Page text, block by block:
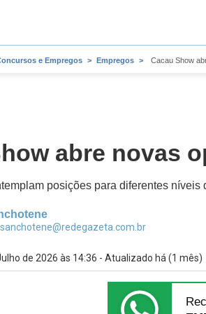
e Empregos Empregos Cacau Show
abre novas
posições para diferentes
de 2026 às 14:36 - Atualizado há (1 mês)